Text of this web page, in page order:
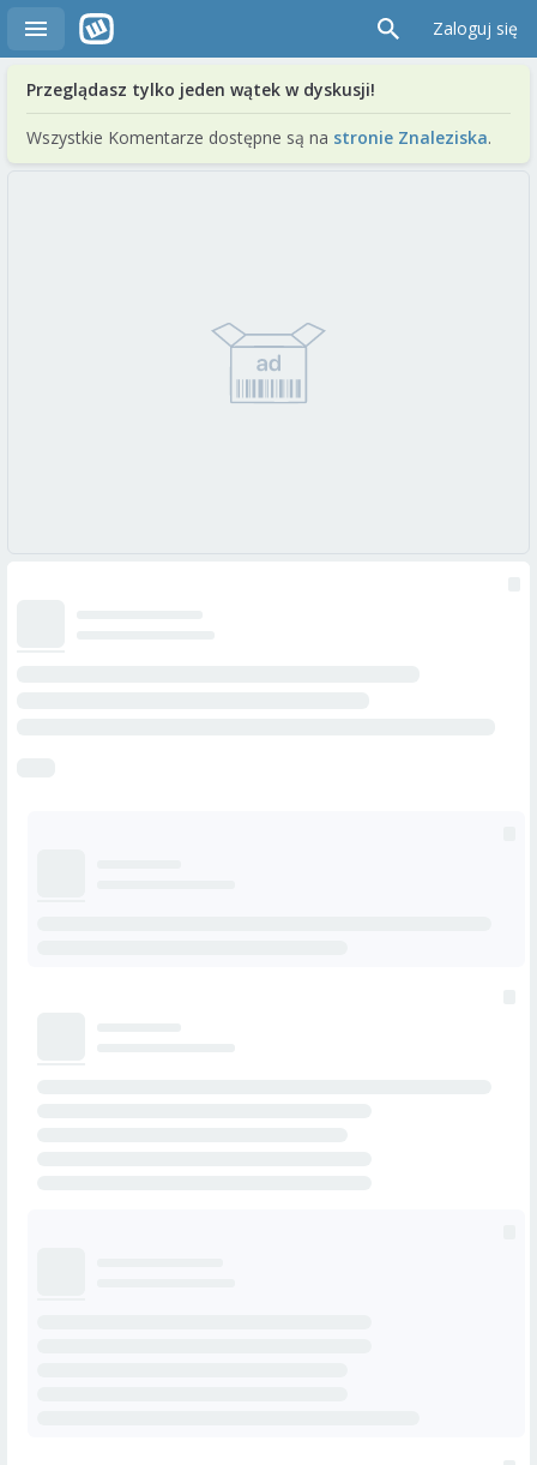
Zaloguj się
Przeglądasz tylko jeden wątek w dyskusji!
Wszystkie Komentarze dostępne są na stronie Znaleziska.